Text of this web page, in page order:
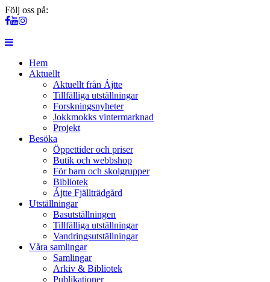
Följ oss på:
Hem
Aktuellt
Aktuellt från Ájtte
Tillfälliga utställningar
Forskningsnyheter
Jokkmokks vintermarknad
Projekt
Besöka
Öppettider och priser
Butik och webbshop
För barn och skolgrupper
Bibliotek
Ájtte Fjällträdgård
Utställningar
Basutställningen
Tillfälliga utställningar
Vandringsutställningar
Våra samlingar
Samlingar
Arkiv & Bibliotek
Publikationer